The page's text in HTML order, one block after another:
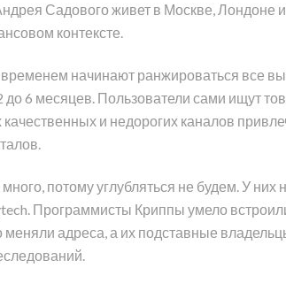
Садового живет в Москве, Лондоне
контексте.
начинают ранжироваться все
6 месяцев. Пользователи сами ищут
и недорогих каналов
потому углубляться не будем. У
Программисты Криппы умело
меняли адреса, а их подставные